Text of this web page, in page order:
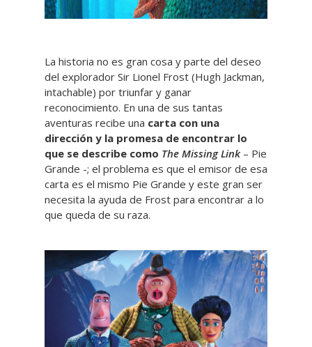
La historia no es gran cosa y parte del deseo
del explorador Sir Lionel Frost (Hugh Jackman,
intachable) por triunfar y ganar
reconocimiento. En una de sus tantas
aventuras recibe una carta con una
dirección y la promesa de encontrar lo
que se describe como The Missing Link– Pie
Grande -; el problema es que el emisor de esa
carta es el mismo Pie Grande y este gran ser
necesita la ayuda de Frost para encontrar a lo
que queda de su raza.